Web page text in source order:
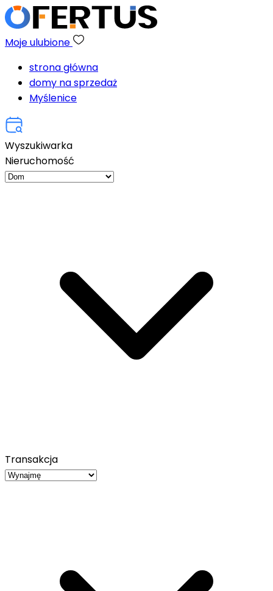
Moje ulubione
strona główna
domy na sprzedaż
Myślenice
Wyszukiwarka
Nieruchomość
Transakcja